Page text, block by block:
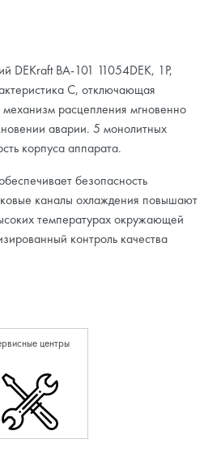
DEKraft ВА-101 11054DEK, 1P,
С, отключающая
расцепления мгновенно
аварии. 5 монолитных
корпуса аппарата.
безопасность
каналы охлаждения повышают
температурах окружающей
контроль качества
центры